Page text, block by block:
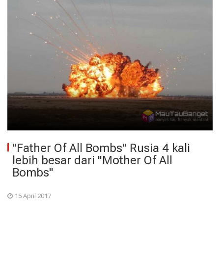
"Father Of All Bombs" Rusia 4 kali
lebih besar dari "Mother Of All
Bombs"
15 April 2017